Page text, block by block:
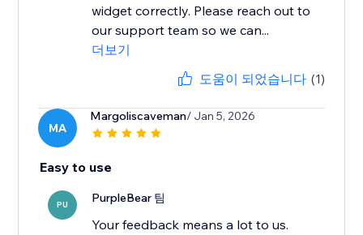
widget correctly. Please reach out to
our support team so we can...
더보기
도움이 되었습니다 (1)
MA
Margoliscaveman/ Jan 5, 2026
Easy to use
PU PurpleBear 팀
Your feedback means a lot to us.